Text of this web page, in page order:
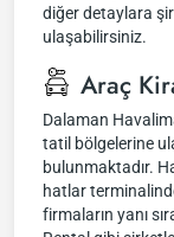
diğer detaylara
ulaşabilirsiniz.
Araç
Dalaman
tatil bölgelerine
bulunmaktadır.
hatlar
firmaların yanı